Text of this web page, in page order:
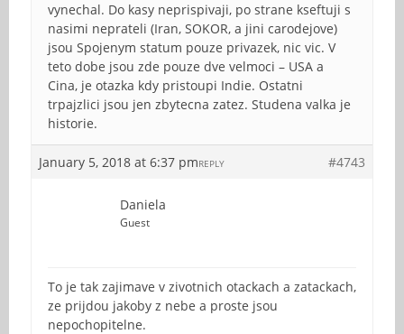
vynechal. Do kasy neprispivaji, po strane kseftuji s
nasimi neprateli (Iran, SOKOR, a jini carodejove)
jsou Spojenym statum pouze privazek, nic vic. V
teto dobe jsou zde pouze dve velmoci – USA a
Cina, je otazka kdy pristoupi Indie. Ostatni
trpajzlici jsou jen zbytecna zatez. Studena valka je
historie.
January 5, 2018 at 6:37 pm #4743
REPLY
Daniela
Guest
To je tak zajimave v zivotnich otackach a zatackach,
ze prijdou jakoby z nebe a proste jsou
nepochopitelne.